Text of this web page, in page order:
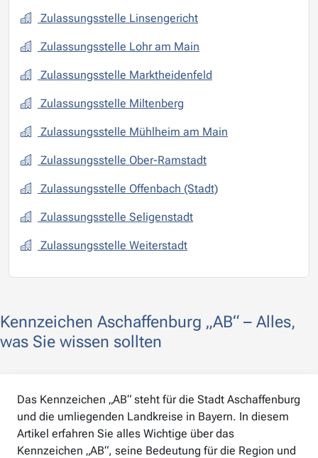
Zulassungsstelle Linsengericht
Zulassungsstelle Lohr am Main
Zulassungsstelle Marktheidenfeld
Zulassungsstelle Miltenberg
Zulassungsstelle Mühlheim am Main
Zulassungsstelle Ober-Ramstadt
Zulassungsstelle Offenbach (Stadt)
Zulassungsstelle Seligenstadt
Zulassungsstelle Weiterstadt
Kennzeichen Aschaffenburg „AB“ – Alles,
was Sie wissen sollten
Das Kennzeichen „AB“ steht für die Stadt Aschaffenburg
und die umliegenden Landkreise in Bayern. In diesem
Artikel erfahren Sie alles Wichtige über das
Kennzeichen „AB“, seine Bedeutung für die Region und